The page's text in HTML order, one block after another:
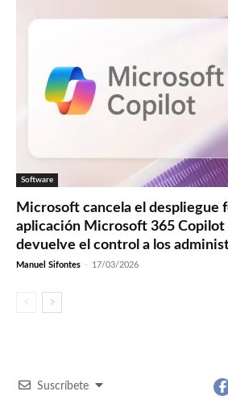
Software
Microsoft cancela el despliegue
aplicación Microsoft 365
devuelve el control a los
Manuel Sifontes - 17/03/2026
Suscríbete